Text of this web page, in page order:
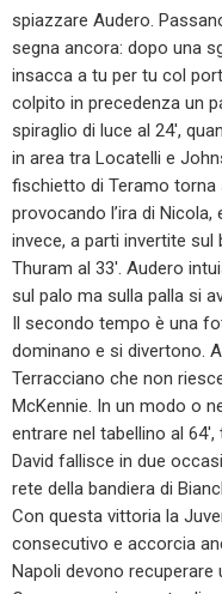
spiazzare Audero.
segna ancora: dopo una
insacca a tu per tu col
colpito in precedenza un
spiraglio di luce al 24′,
in area tra Locatelli e
fischietto di Teramo torna
provocando l’ira di
invece, a parti invertite
Thuram al 33′. Audero
sul palo ma sulla palla si
Il secondo tempo è una
dominano e si divertono.
Terracciano che non
McKennie. In un modo o
entrare nel tabellino al
David fallisce in due
rete della bandiera di
Con questa vittoria la
consecutivo e accorcia
Napoli devono recuperare